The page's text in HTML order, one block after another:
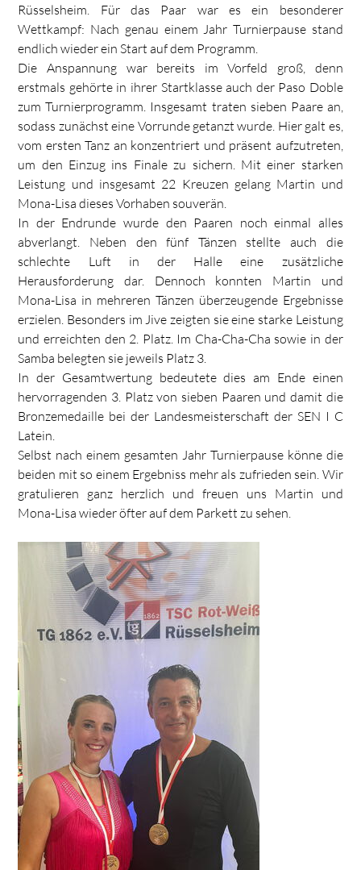
Rüsselsheim. Für das Paar war es ein besonderer
Wettkampf: Nach genau einem Jahr Turnierpause stand
endlich wieder ein Start auf dem Programm.
Die Anspannung war bereits im Vorfeld groß, denn
erstmals gehörte in ihrer Startklasse auch der Paso Doble
zum Turnierprogramm. Insgesamt traten sieben Paare an,
sodass zunächst eine Vorrunde getanzt wurde. Hier galt es,
vom ersten Tanz an konzentriert und präsent aufzutreten,
um den Einzug ins Finale zu sichern. Mit einer starken
Leistung und insgesamt 22 Kreuzen gelang Martin und
Mona-Lisa dieses Vorhaben souverän.
In der Endrunde wurde den Paaren noch einmal alles
abverlangt. Neben den fünf Tänzen stellte auch die
schlechte Luft in der Halle eine zusätzliche
Herausforderung dar. Dennoch konnten Martin und
Mona-Lisa in mehreren Tänzen überzeugende Ergebnisse
erzielen. Besonders im Jive zeigten sie eine starke Leistung
und erreichten den 2. Platz. Im Cha-Cha-Cha sowie in der
Samba belegten sie jeweils Platz 3.
In der Gesamtwertung bedeutete dies am Ende einen
hervorragenden 3. Platz von sieben Paaren und damit die
Bronzemedaille bei der Landesmeisterschaft der SEN I C
Latein.
Selbst nach einem gesamten Jahr Turnierpause könne die
beiden mit so einem Ergebniss mehr als zufrieden sein. Wir
gratulieren ganz herzlich und freuen uns Martin und
Mona-Lisa wieder öfter auf dem Parkett zu sehen.